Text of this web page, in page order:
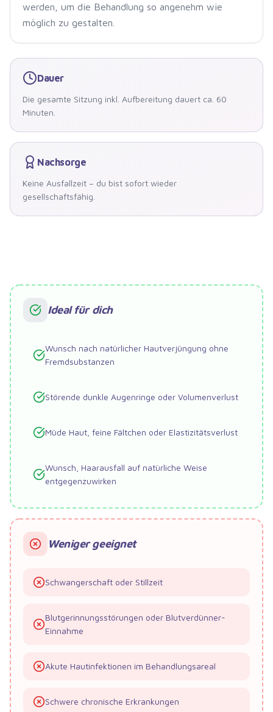
werden, um die Behandlung so angenehm wie
möglich zu gestalten.
Dauer
Die gesamte Sitzung inkl. Aufbereitung dauert ca. 60
Minuten.
Nachsorge
Keine Ausfallzeit – du bist sofort wieder
gesellschaftsfähig.
Ideal für dich
Wunsch nach natürlicher Hautverjüngung ohne
Fremdsubstanzen
Störende dunkle Augenringe oder Volumenverlust
Müde Haut, feine Fältchen oder Elastizitätsverlust
Wunsch, Haarausfall auf natürliche Weise
entgegenzuwirken
Weniger geeignet
Schwangerschaft oder Stillzeit
Blutgerinnungsstörungen oder Blutverdünner-
Einnahme
Akute Hautinfektionen im Behandlungsareal
Schwere chronische Erkrankungen